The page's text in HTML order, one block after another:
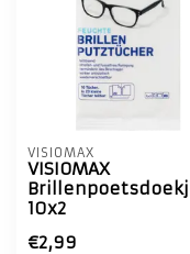
VISIOMAX
VISIOMAX
10x2
€2,99